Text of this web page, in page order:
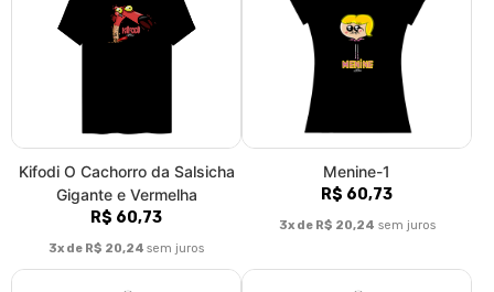
Kifodi O Cachorro da Salsicha
Gigante e Vermelha
R$ 60,73
3x de R$ 20,24 sem juros
Menine-1
R$ 60,73
3x de R$ 20,24 sem juros